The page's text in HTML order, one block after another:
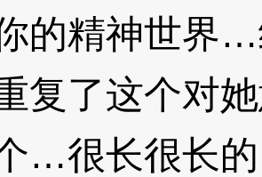
精神世界…
复了这个对
…很长很长